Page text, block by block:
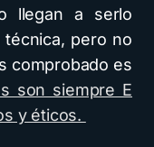
llegan a serlo
pero no
comprobado es
son siempre E
y éticos.